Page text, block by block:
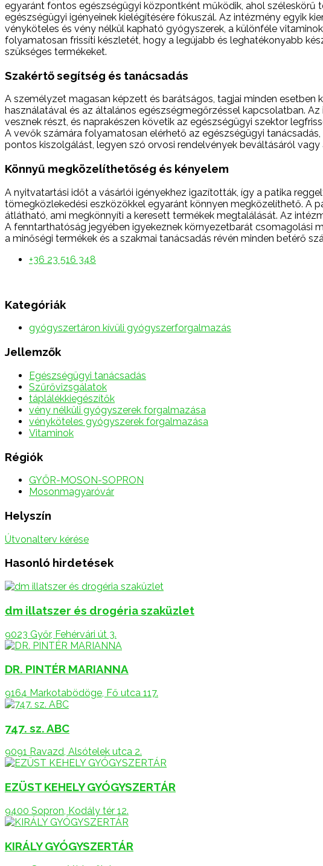
egyaránt fontos egészségügyi központként működik, ahol széleskörű
egészségügyi igényeinek kielégítésére fókuszál. Az intézmény egyik
vényköteles és vény nélkül kapható gyógyszerek, a különféle
folyamatosan frissíti készletét, hogy a legújabb és leghatékonyabb
szükséges termékeket.
Szakértő segítség és tanácsadás
A személyzet magasan képzett és barátságos, tagjai minden esetben
használatával és az általános egészségmegőrzéssel kapcsolatban.
vesznek részt, és naprakészen követik az egészségügyi szektor
A vevők számára folyamatosan elérhető az egészségügyi
pontos kiszolgálást, legyen szó orvosi rendelvények beváltásáról
Könnyű megközelíthetőség és kényelem
A nyitvatartási időt a vásárlói igényekhez igazították, így a patika
tömegközlekedési eszközökkel egyaránt könnyen megközelíthető. A
átlátható, ami megkönnyíti a keresett termékek megtalálását. Az
A fenntarthatóság jegyében igyekeznek környezetbarát csomagolási
a minőségi termékek és a szakmai tanácsadás révén minden betérő
+36 23 516 348
Kategóriák
gyógyszertáron kívüli gyógyszerforgalmazás
Jellemzők
Egészségügyi tanácsadás
Szűrővizsgálatok
táplálékkiegészítők
vény nélküli gyógyszerek forgalmazása
vényköteles gyógyszerek forgalmazása
Vitaminok
Régiók
GYŐR-MOSON-SOPRON
Mosonmagyaróvár
Helyszín
Útvonalterv kérése
Hasonló hirdetések
dm illatszer és drogéria szaküzlet
9023 Győr, Fehérvári út 3.
DR. PINTÉR MARIANNA
9164 Markotabödöge, Fő utca 117.
747. sz. ABC
9091 Ravazd, Alsótelek utca 2.
EZÜST KEHELY GYÓGYSZERTÁR
9400 Sopron, Kodály tér 12.
KIRÁLY GYÓGYSZERTÁR